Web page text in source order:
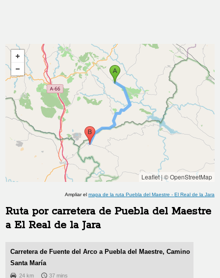
Leaflet|© OpenStreetMap
Ampliar el mapa de la ruta Puebla del Maestre - El Real de la Jara
Ruta por carretera de Puebla del Maestre
a El Real de la Jara
Carretera de Fuente del Arco a Puebla del Maestre, Camino
Santa María
24 km 37 mins